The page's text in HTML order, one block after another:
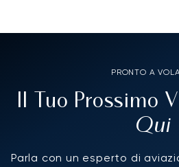
PRONTO A
Il Tuo Prossimo
Qui
Parla con un esperto di